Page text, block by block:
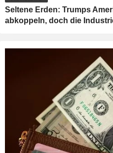
Seltene Erden: Trumps
abkoppeln, doch die